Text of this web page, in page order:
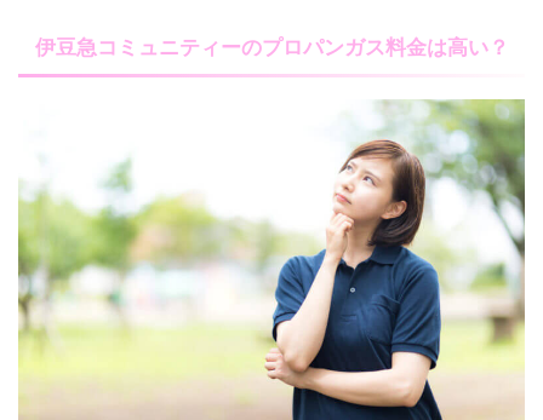
伊豆急コミュニティーのプロパンガス料金は高い？